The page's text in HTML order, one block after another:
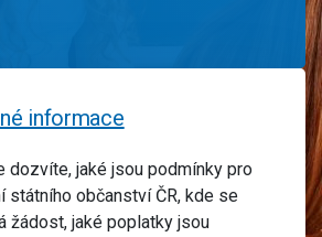
informace
dozvíte, jaké jsou podmínky pro
státního občanství ČR, kde se
žádost, jaké poplatky jsou